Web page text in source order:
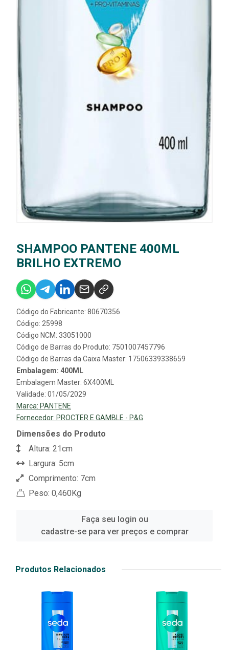
SHAMPOO PANTENE 400ML
BRILHO EXTREMO
Código do Fabricante: 80670356
Código: 25998
Código NCM: 33051000
Código de Barras do Produto: 7501007457796
Código de Barras da Caixa Master: 17506339338659
Embalagem: 400ML
Embalagem Master: 6X400ML
Validade: 01/05/2029
Marca: PANTENE
Fornecedor: PROCTER E GAMBLE - P&G
Dimensões do Produto
Altura: 21cm
Largura: 5cm
Comprimento: 7cm
Peso: 0,460Kg
Faça seu login ou
cadastre-se para ver preços e comprar
Produtos Relacionados